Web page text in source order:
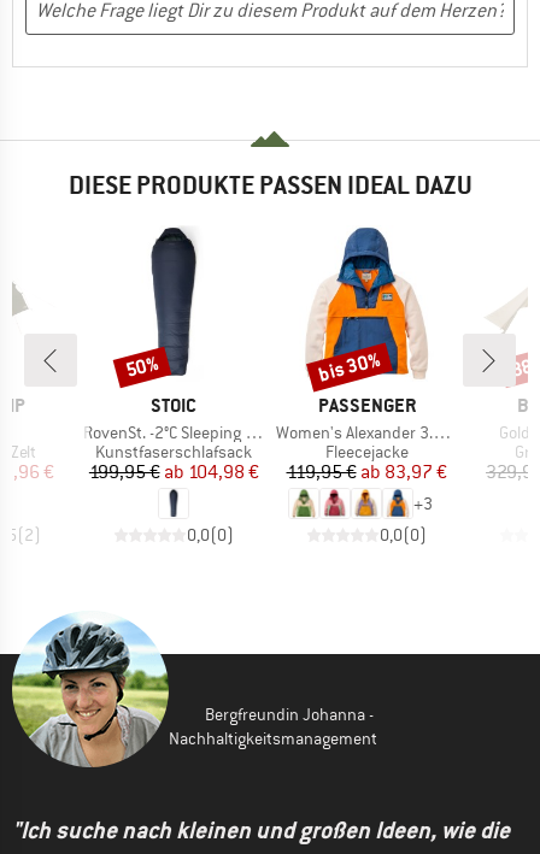
DIESE PRODUKTE PASSEN IDEAL DAZU
Zelt
Preis
€
(2)
MARKE
STOIC
Artikel
RovenSt. -2°C Sleeping Bag
Produktgruppe
Kunstfaserschlafsack
Preis
199,95 € reduzierter Preis
ab 104,98 €
0,0(0)
Rabatt
50%
MARKE
PASSENGER
Artikel
Women's Alexander 3.0 Recycled Hooded Polar Fleece
Produktgruppe
Fleecejacke
Preis
119,95 € reduzierter Preis
ab 83,97 €
+3
0,0(0)
Rabatt
bis 30%
Gold
Bergfreundin Johanna -
Nachhaltigkeitsmanagement
"Ich suche nach kleinen und großen Ideen, wie die